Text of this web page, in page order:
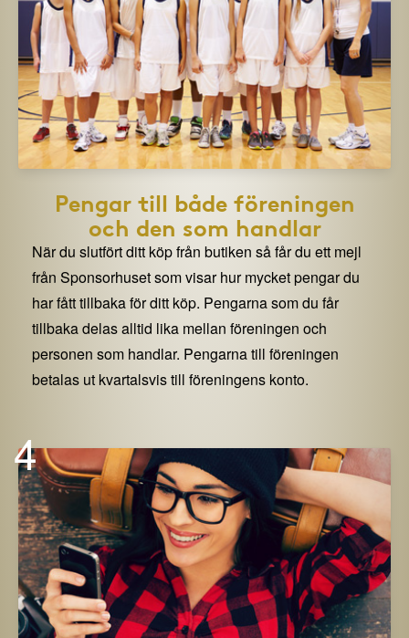
Pengar till både föreningen
och den som handlar
När du slutfört ditt köp från butiken så får du ett mejl
från Sponsorhuset som visar hur mycket pengar du
har fått tillbaka för ditt köp. Pengarna som du får
tillbaka delas alltid lika mellan föreningen och
personen som handlar. Pengarna till föreningen
betalas ut kvartalsvis till föreningens konto.
4